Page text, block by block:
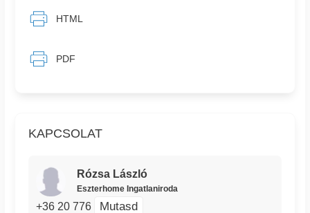
KAPCSOLAT
Rózsa László
Eszterhome Ingatlaniroda
+36 20 776 Mutasd
HTML
PDF